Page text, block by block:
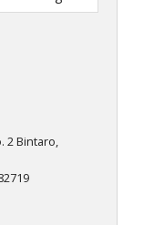
2 Bintaro,